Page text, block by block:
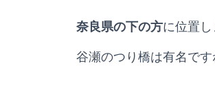
奈良県の下の方に位置し
谷瀬のつり橋は有名です